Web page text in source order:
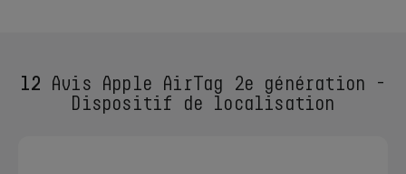
12 Avis Apple AirTag 2e génération -
Dispositif de localisation